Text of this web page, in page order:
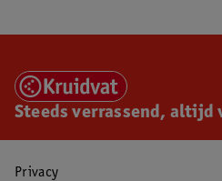
Steeds verrassend, altijd
Privacy